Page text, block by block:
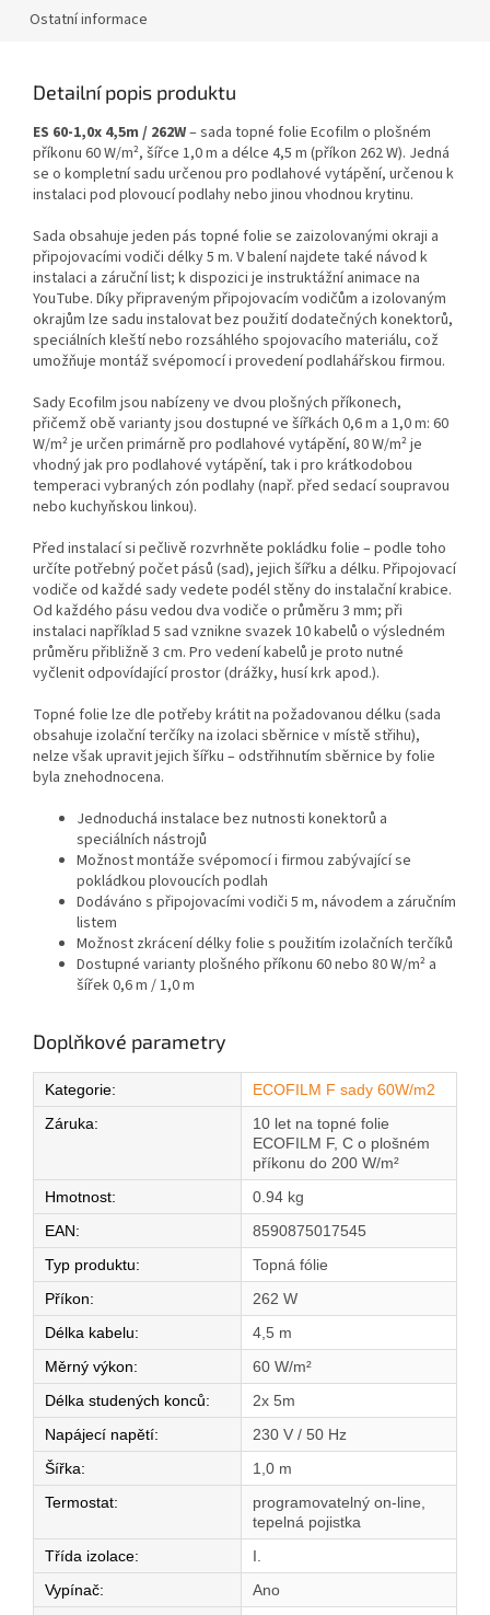
Ostatní informace
Detailní popis produktu
ES 60-1,0x 4,5m / 262W– sada topné folie Ecofilm o plošném
příkonu 60 W/m², šířce 1,0 m a délce 4,5 m (příkon 262 W). Jedná
se o kompletní sadu určenou pro podlahové vytápění, určenou k
instalaci pod plovoucí podlahy nebo jinou vhodnou krytinu.
Sada obsahuje jeden pás topné folie se zaizolovanými okraji a
připojovacími vodiči délky 5 m. V balení najdete také návod k
instalaci a záruční list; k dispozici je instruktážní animace na
YouTube. Díky připraveným připojovacím vodičům a izolovaným
okrajům lze sadu instalovat bez použití dodatečných konektorů,
speciálních kleští nebo rozsáhlého spojovacího materiálu, což
umožňuje montáž svépomocí i provedení podlahářskou firmou.
Sady Ecofilm jsou nabízeny ve dvou plošných příkonech,
přičemž obě varianty jsou dostupné ve šířkách 0,6 m a 1,0 m: 60
W/m² je určen primárně pro podlahové vytápění, 80 W/m² je
vhodný jak pro podlahové vytápění, tak i pro krátkodobou
temperaci vybraných zón podlahy (např. před sedací soupravou
nebo kuchyňskou linkou).
Před instalací si pečlivě rozvrhněte pokládku folie – podle toho
určíte potřebný počet pásů (sad), jejich šířku a délku. Připojovací
vodiče od každé sady vedete podél stěny do instalační krabice.
Od každého pásu vedou dva vodiče o průměru 3 mm; při
instalaci například 5 sad vznikne svazek 10 kabelů o výsledném
průměru přibližně 3 cm. Pro vedení kabelů je proto nutné
vyčlenit odpovídající prostor (drážky, husí krk apod.).
Topné folie lze dle potřeby krátit na požadovanou délku (sada
obsahuje izolační terčíky na izolaci sběrnice v místě střihu),
nelze však upravit jejich šířku – odstřihnutím sběrnice by folie
byla znehodnocena.
Jednoduchá instalace bez nutnosti konektorů a
speciálních nástrojů
Možnost montáže svépomocí i firmou zabývající se
pokládkou plovoucích podlah
Dodáváno s připojovacími vodiči 5 m, návodem a záručním
listem
Možnost zkrácení délky folie s použitím izolačních terčíků
Dostupné varianty plošného příkonu 60 nebo 80 W/m² a
šířek 0,6 m / 1,0 m
Doplňkové parametry
Kategorie:
ECOFILM F sady 60W/m2
Záruka:
10 let na topné folie
ECOFILM F, C o plošném
příkonu do 200 W/m²
Hmotnost:
0.94 kg
EAN:
8590875017545
Typ produktu:
Topná fólie
Příkon:
262 W
Délka kabelu:
4,5 m
Měrný výkon:
60 W/m²
Délka studených konců:
2x 5m
Napájecí napětí:
230 V / 50 Hz
Šířka:
1,0 m
Termostat:
programovatelný on-line,
tepelná pojistka
Třída izolace:
I.
Vypínač:
Ano